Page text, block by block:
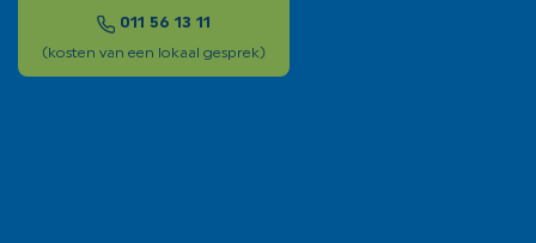
011 56 13 11
(kosten van een lokaal gesprek)